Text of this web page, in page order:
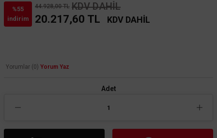
%55
indirim
44.928,00 TL KDV DAHİL
20.217,60 TL KDV DAHİL
Yorumlar (0) Yorum Yaz
Adet